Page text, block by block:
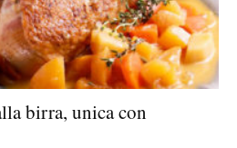
birra, unica con